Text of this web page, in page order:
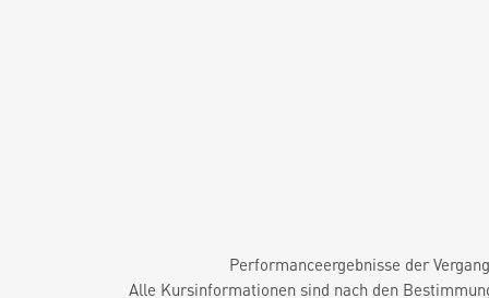
Performanceergebnisse der
Alle Kursinformationen sind nach den